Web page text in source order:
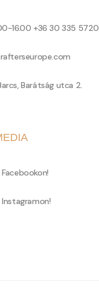
16.00 +36 30 335 5720
Barátság utca 2.
Instagramon!